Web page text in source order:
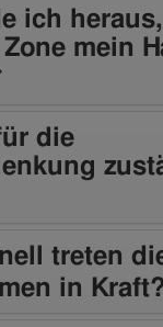
ich
mein
die
treten
in